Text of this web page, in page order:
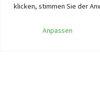
klicken, stimmen Sie der
Anpassen
Suche anpassen